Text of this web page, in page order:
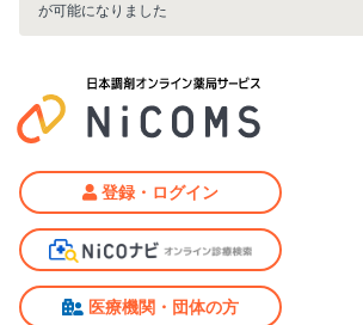
が可能になりました
登録・ログイン
医療機関・団体の方